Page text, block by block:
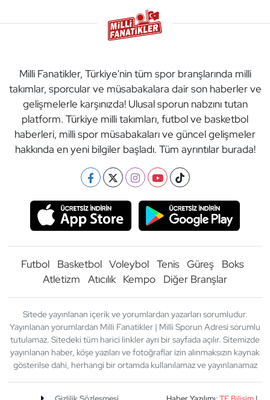
Milli Fanatikler, Türkiye'nin tüm spor branşlarında milli
takımlar, sporcular ve müsabakalara dair son haberler ve
gelişmelerle karşınızda! Ulusal sporun nabzını tutan
platform. Türkiye milli takımları, futbol ve basketbol
haberleri, milli spor müsabakaları ve güncel gelişmeler
hakkında en yeni bilgiler başladı. Tüm ayrıntılar burada!
Futbol Basketbol Voleybol Tenis Güreş
Boks
Atletizm
Atıcılık Kempo Diğer Branşlar
Sitede yayınlanan içerik ve yorumlardan yazarları sorumludur.
Yayınlanan yorumlardan Milli Fanatikler | Milli Sporun Adresi sorumlu
tutulamaz. Sitedeki tüm harici linkler ayrı bir sayfada açılır. Sitemizde
yayınlanan haber, köşe yazıları ve fotoğraflar izin alınmaksızın kaynak
gösterilse dahi, herhangi bir ortamda kullanılamaz ve yayınlanamaz